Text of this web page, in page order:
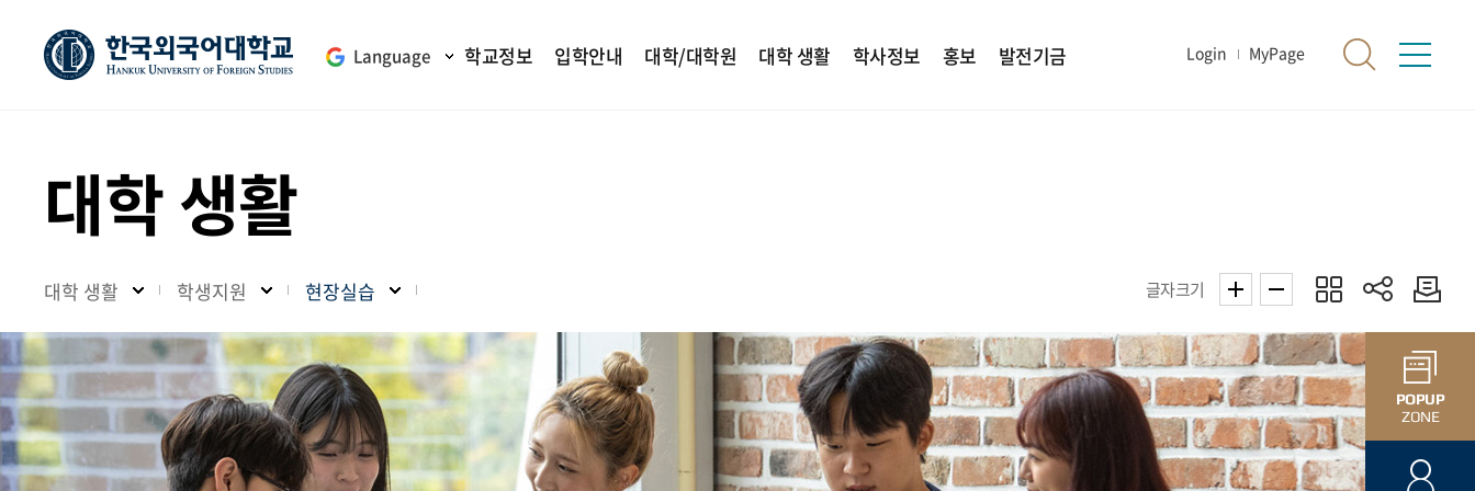
Language 학교정보 입학안내 대학/대학원 대학 생활 학사정보 홍보 발전기금 Login MyPage
대학 생활
대학 생활 학생지원 현장실습 글자크기
POPUP
ZONE